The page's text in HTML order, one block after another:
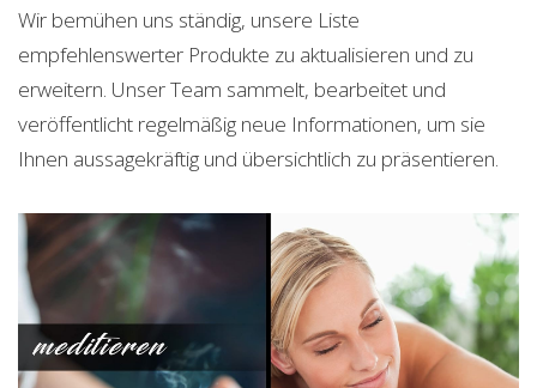
Wir bemühen uns ständig, unsere Liste
empfehlenswerter Produkte zu aktualisieren und zu
erweitern. Unser Team sammelt, bearbeitet und
veröffentlicht regelmäßig neue Informationen, um sie
Ihnen aussagekräftig und übersichtlich zu präsentieren.